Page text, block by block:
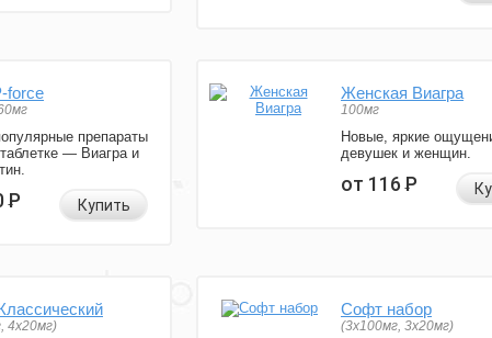
force
препараты
— Виагра и
Р Купить
Женская Виагра
100мг
Новые, яркие
девушек и женщин.
от 116Р
4x20мг)
Софт набор
(3x100мг, 3x20мг)